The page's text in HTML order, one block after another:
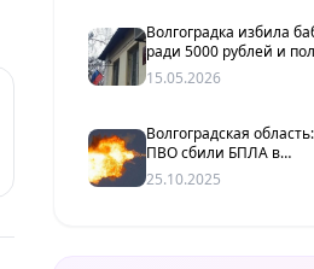
Волгоградка избила
ради 5000 рублей и
срок
15.05.2026
Волгоградская
ПВО сбили БПЛА в
Красноармейском
новые пролёты
25.10.2025